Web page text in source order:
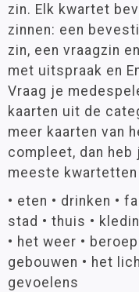
zin. Elk kwartet
zinnen: een
zin, een vraagzin
met uitspraak en
Vraag je
kaarten uit de
meer kaarten van
compleet, dan heb
meeste
• eten • drinken •
stad • thuis •
• het weer •
gebouwen • het
gevoelens